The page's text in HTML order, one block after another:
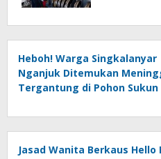
Heboh! Warga Singkalanyar
Nganjuk Ditemukan
Tergantung di Pohon Sukun
Jasad Wanita Berkaus